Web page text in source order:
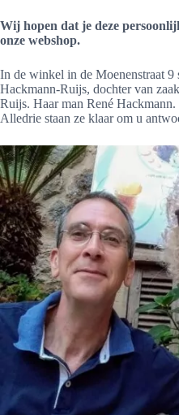
Wij hopen dat je deze
onze webshop.
In de winkel in de Moenenstraat 9
Hackmann-Ruijs, dochter van
Ruijs. Haar man René
Alledrie staan ze klaar om u